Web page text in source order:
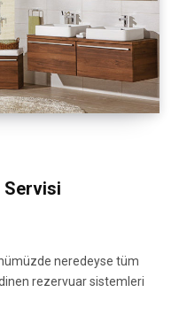
Servisi
neredeyse tüm
rezervuar sistemleri